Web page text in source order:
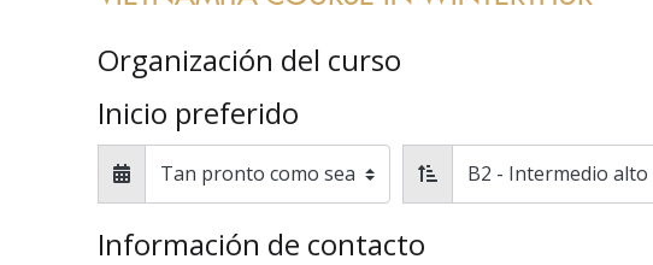
Organización del curso
Inicio preferido
Información de contacto